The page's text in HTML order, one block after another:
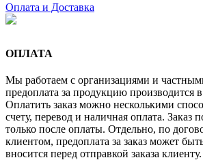
Оплата и Доставка
ОПЛАТА
Мы работаем с организациями и
предоплата за продукцию производится
Оплатить заказ можно несколькими
счету, перевод и наличная оплата. Заказ
только после оплаты. Отдельно, по
клиентом, предоплата за заказ может
вносится перед отправкой заказа клиенту.